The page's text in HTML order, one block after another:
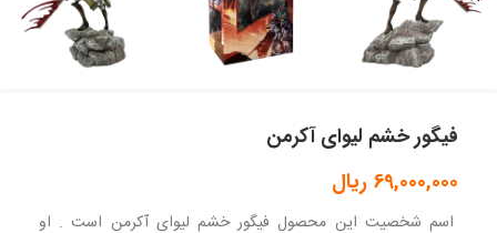
فیگور خشم لیوای آکرمن
69,000,000 ریال
اسم شخصیت این محصول فیگور خشم لیوای آکرمن است . او